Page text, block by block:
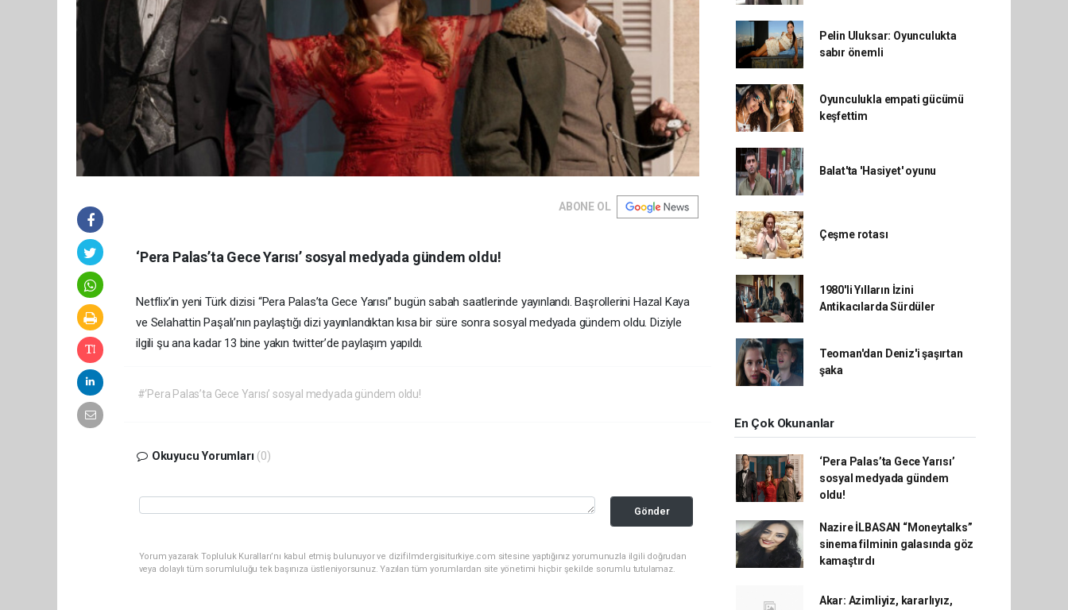
ABONE OL
‘Pera Palas’ta Gece Yarısı’ sosyal medyada gündem oldu!
Netflix’in yeni Türk dizisi “Pera Palas’ta Gece Yarısı” bugün sabah saatlerinde yayınlandı. Başrollerini Hazal Kaya
ve Selahattin Paşalı’nın paylaştığı dizi yayınlandıktan kısa bir süre sonra sosyal medyada gündem oldu. Diziyle
ilgili şu ana kadar 13 bine yakın twitter’de paylaşım yapıldı.
#‘Pera Palas’ta Gece Yarısı’ sosyal medyada gündem oldu!
Okuyucu Yorumları (0)
Gönder
Yorum yazarak Topluluk Kuralları’nı kabul etmiş bulunuyor ve dizifilmdergisiturkiye.com sitesine yaptığınız yorumunuzla ilgili doğrudan
veya dolaylı tüm sorumluluğu tek başınıza üstleniyorsunuz. Yazılan tüm yorumlardan site yönetimi hiçbir şekilde sorumlu tutulamaz.
Pelin Uluksar: Oyunculukta
sabır önemli
Oyunculukla empati gücümü
keşfettim
Balat'ta 'Hasiyet' oyunu
Çeşme rotası
1980'li Yılların İzini
Antikacılarda Sürdüler
Teoman'dan Deniz'i şaşırtan
şaka
En Çok Okunanlar
‘Pera Palas’ta Gece Yarısı’
sosyal medyada gündem
oldu!
Nazire İLBASAN “Moneytalks”
sinema filminin galasında göz
kamaştırdı
Akar: Azimliyiz, kararlıyız,